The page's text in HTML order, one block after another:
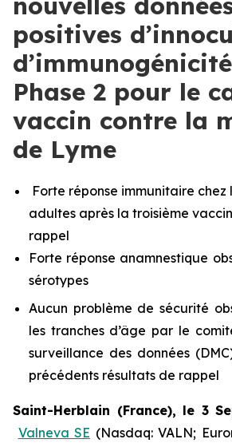
positives
Phase 2 pour le
vaccin contre la
de Lyme
Forte réponse immunitaire chez
adultes après la troisième
rappel
Forte réponse anamnestique
sérotypes
Aucun problème de sécurité
les tranches d’âge par le
surveillance des données
précédents résultats de rappel
Saint-Herblain (France), le 3
Valneva SE (Nasdaq: VALN;